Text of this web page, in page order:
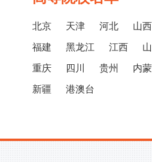
北京 天津 河北 山西
福建 黑龙江 江西
重庆 四川 贵州 内
新疆 港澳台